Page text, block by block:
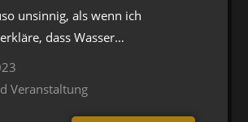
unsinnig, als wenn ich
dass Wasser…
Veranstaltung